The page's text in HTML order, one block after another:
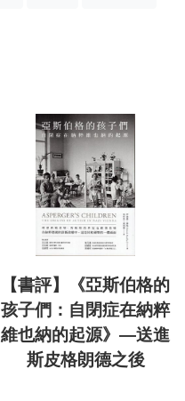
【書評】《亞斯伯格的
孩子們：自閉症在納粹
維也納的起源》—送進
斯皮格朗德之後